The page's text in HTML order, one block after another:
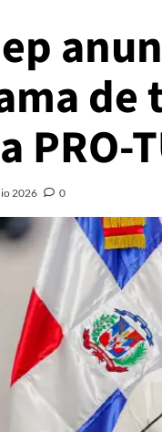
de
PRO-
2026 0